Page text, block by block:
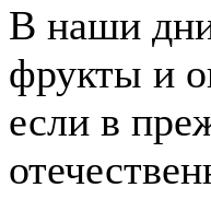
В наши дни
фрукты и
если в